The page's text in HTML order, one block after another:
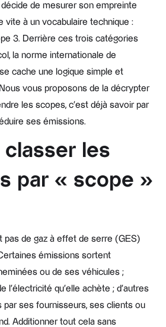
de mesurer son empreinte
vite à un vocabulaire technique :
3. Derrière ces trois catégories
la norme internationale de
cache une logique simple et
vous proposons de la décrypter
les scopes, c'est déjà savoir par
ses émissions.
classer les
par « scope »
pas de gaz à effet de serre (GES)
émissions sortent
ou de ses véhicules ;
l'électricité qu'elle achète ; d'autres
ses fournisseurs, ses clients ou
Additionner tout cela sans